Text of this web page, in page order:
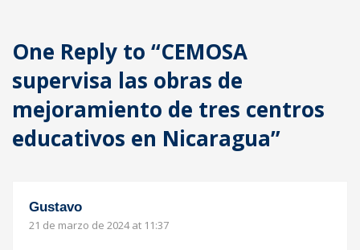
One Reply to “CEMOSA
supervisa las obras de
mejoramiento de tres centros
educativos en Nicaragua”
Gustavo
21 de marzo de 2024 at 11:37